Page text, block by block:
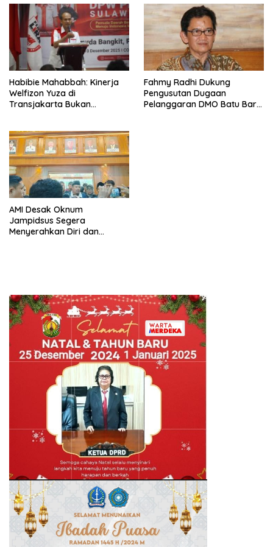
Habibie Mahabbah: Kinerja
Welfizon Yuza di
Transjakarta Bukan
Fahmy Radhi Dukung
Pengusutan Dugaan
Pelanggaran DMO Batu Bara,
AMI Desak Oknum
Jampidsus Segera
Menyerahkan Diri dan